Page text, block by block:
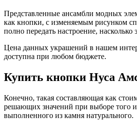
Представленные ансамбли модных
как кнопки, с изменяемым рисунком
полно передать настроение,
Цена данных украшений в нашем
доступна при любом бюджете.
Купить кнопки Нуса
Конечно, такая составляющая как
решающих значений при выборе того
выполненного из камня натурального.